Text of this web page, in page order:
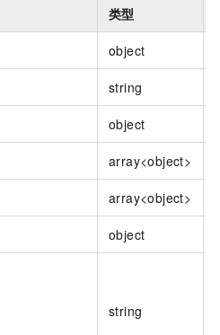
类型
object
string
object
array<object>
array<object>
object
string